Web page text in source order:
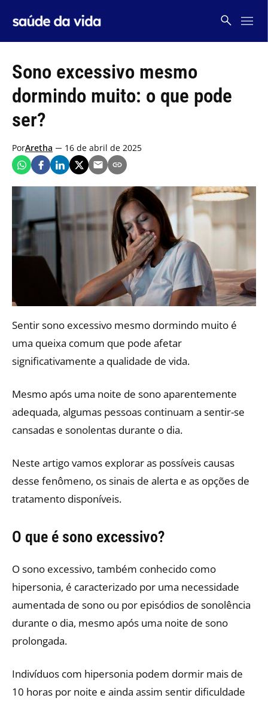
Sono excessivo mesmo
dormindo muito: o que pode
ser?
PorAretha 16 de abril de 2025
Sentir sono excessivo mesmo dormindo muito é
uma queixa comum que pode afetar
significativamente a qualidade de vida.
Mesmo após uma noite de sono aparentemente
adequada, algumas pessoas continuam a sentir-se
cansadas e sonolentas durante o dia.
Neste artigo vamos explorar as possíveis causas
desse fenômeno, os sinais de alerta e as opções de
tratamento disponíveis.​
O que é sono excessivo?
O sono excessivo, também conhecido como
hipersonia, é caracterizado por uma necessidade
aumentada de sono ou por episódios de sonolência
durante o dia, mesmo após uma noite de sono
prolongada.
Indivíduos com hipersonia podem dormir mais de
10 horas por noite e ainda assim sentir dificuldade